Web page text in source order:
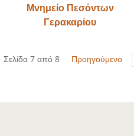
Μνημείο Πεσόντων
Γερακαρίου
Σελίδα 7 από 8 Προηγούμενο